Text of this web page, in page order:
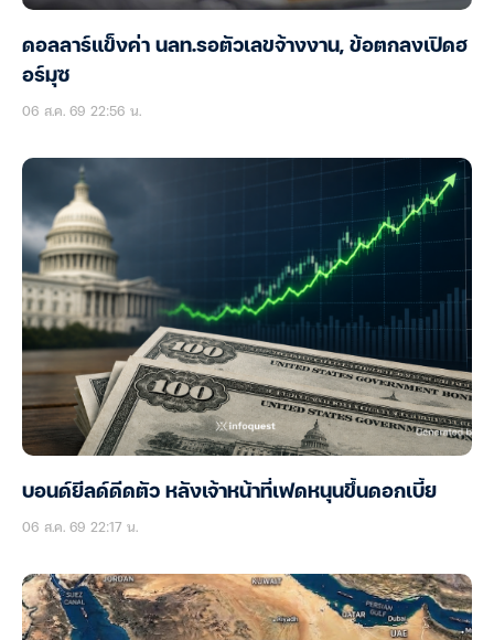
ดอลลาร์แข็งค่า นลท.รอตัวเลขจ้างงาน, ข้อตกลงเปิดฮ
อร์มุซ
06 ส.ค. 69 22:56 น.
บอนด์ยีลด์ดีดตัว หลังเจ้าหน้าที่เฟดหนุนขึ้นดอกเบี้ย
06 ส.ค. 69 22:17 น.